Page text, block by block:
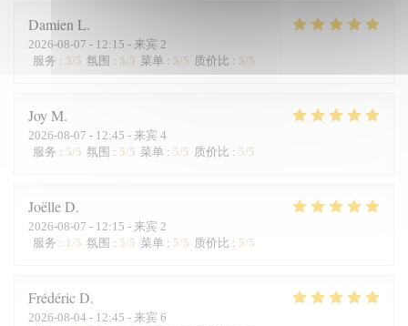
DamienL
2026-08-07 - 12:15 - 来宾 2
服务 : 5/5 氛围 : 5/5 菜单 : 5/5 质价比 : 5/5
JoyM
2026-08-07 - 12:45 - 来宾 4
服务 : 5/5 氛围 : 5/5 菜单 : 5/5 质价比 : 5/5
JoëlleD
2026-08-07 - 12:15 - 来宾 2
服务 : 1/5 氛围 : 5/5 菜单 : 5/5 质价比 : 5/5
FrédéricD
2026-08-04 - 12:45 - 来宾 6